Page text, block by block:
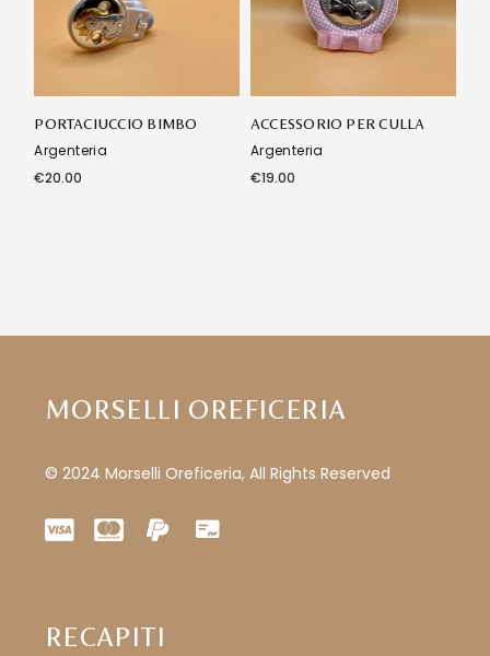
PORTACIUCCIO BIMBO
Argenteria
€20.00
ACCESSORIO PER CULLA
Argenteria
€19.00
MORSELLI OREFICERIA
© 2024 Morselli Oreficeria, All Rights Reserved
RECAPITI